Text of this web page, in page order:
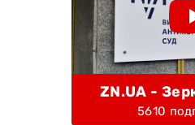
ZN.UA -
5610